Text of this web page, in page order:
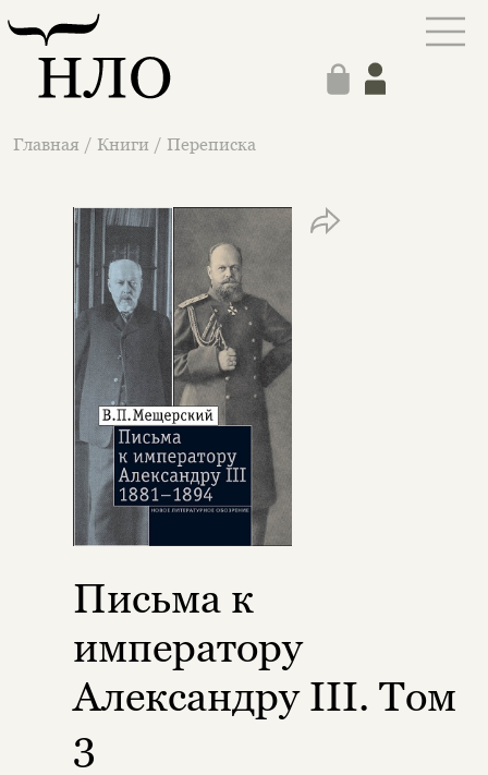
Главная / Книги / Переписка
Письма к
императору
Александру III. Том
3